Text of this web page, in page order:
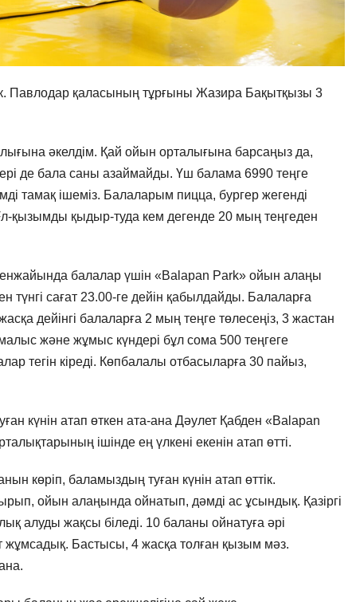
Павлодар қаласының тұрғыны Жазира Бақытқызы 3
әкелдім. Қай ойын орталығына барсаңыз да,
де бала саны азаймайды. Үш балама 6990 теңге
тамақ ішеміз. Балаларым пицца, бургер жегенді
қызымды қыдыр-туда кем дегенде 20 мың теңгеден
балалар үшін «Balapan Park» ойын алаңы
түнгі сағат 23.00-ге дейін қабылдайды. Балаларға
дейінгі балаларға 2 мың теңге төлесеңіз, 3 жастан
және жұмыс күндері бұл сома 500 теңгеге
тегін кіреді. Көпбалалы отбасыларға 30 пайыз,
күнін атап өткен ата-ана Дәулет Қабден «Balapan
ішінде ең үлкені екенін атап өтті.
көріп, баламыздың туған күнін атап өттік.
ойын алаңында ойнатып, дәмді ас ұсындық. Қазіргі
алуды жақсы біледі. 10 баланы ойнатуға әрі
жұмсадық. Бастысы, 4 жасқа толған қызым мәз.